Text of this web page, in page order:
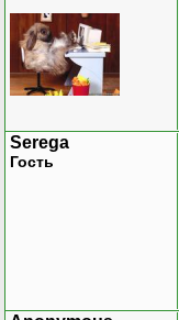
Serega
Гость